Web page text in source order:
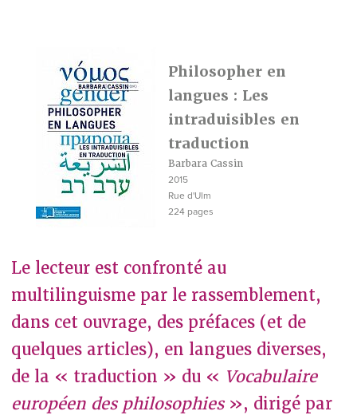
Philosopher en
langues : Les
intraduisibles en
traduction
Barbara Cassin
2015
Rue d'Ulm
224 pages
Le lecteur est confronté au
multilinguisme par le rassemblement,
dans cet ouvrage, des préfaces (et de
quelques articles), en langues diverses,
de la « traduction » du « Vocabulaire
européen des philosophies », dirigé par